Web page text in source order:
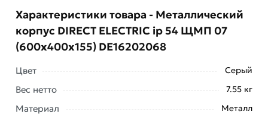
Характеристики товара - Металлический
корпус DIRECT ELECTRIC ip 54 ЩМП 07
(600x400x155) DE16202068
Цвет Серый
Вес нетто 7.55 кг
Материал Металл